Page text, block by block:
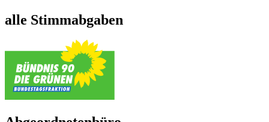
alle Stimmabgaben